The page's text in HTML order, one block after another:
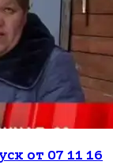
от 07 11 16